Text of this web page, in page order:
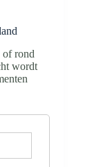
of rond
wordt